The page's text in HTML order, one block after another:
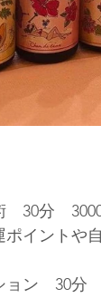
30分　
ポイントや
ン　30分